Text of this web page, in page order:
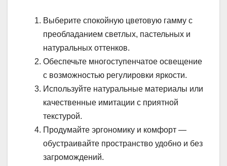
Выберите спокойную цветовую гамму с
преобладанием светлых, пастельных и
натуральных оттенков.
Обеспечьте многоступенчатое освещение
с возможностью регулировки яркости.
Используйте натуральные материалы или
качественные имитации с приятной
текстурой.
Продумайте эргономику и комфорт —
обустраивайте пространство удобно и без
загромождений.